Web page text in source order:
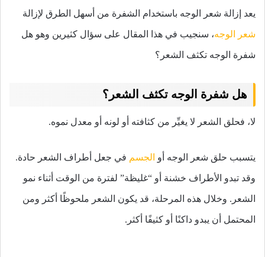
يعد إزالة شعر الوجه باستخدام الشفرة من أسهل الطرق لإزالة
شعر الوجه، سنجيب في هذا المقال على سؤال كثيرين وهو هل
شفرة الوجه تكثف الشعر؟
هل شفرة الوجه تكثف الشعر؟
لا، فحلق الشعر لا يغيِّر من كثافته أو لونه أو معدل نموه.
يتسبب حلق شعر الوجه أو الجسم في جعل أطراف الشعر حادة.
وقد تبدو الأطراف خشنة أو “غليظة” لفترة من الوقت أثناء نمو
الشعر. وخلال هذه المرحلة، قد يكون الشعر ملحوظًا أكثر ومن
المحتمل أن يبدو داكنًا أو كثيفًا أكثر.